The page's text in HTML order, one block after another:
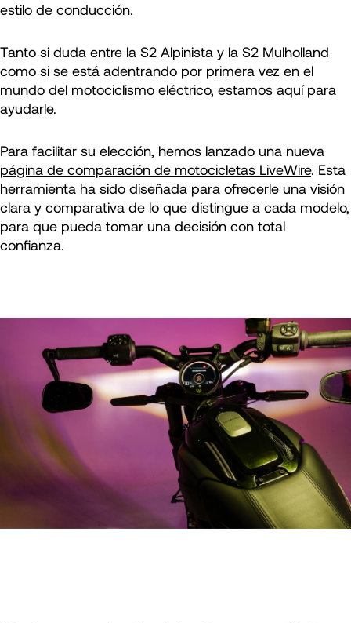
estilo de conducción.
Tanto si duda entre la S2 Alpinista y la S2 Mulholland
como si se está adentrando por primera vez en el
mundo del motociclismo eléctrico, estamos aquí para
ayudarle.
Para facilitar su elección, hemos lanzado una nueva
página de comparación de motocicletas LiveWire. Esta
herramienta ha sido diseñada para ofrecerle una visión
clara y comparativa de lo que distingue a cada modelo,
para que pueda tomar una decisión con total
confianza.